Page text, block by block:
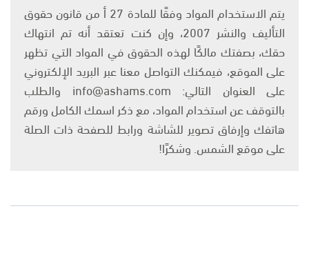
يتم الاستخدام المواد وفقًا للمادة 27 أ من قانون حقوق
التأليف والنشر 2007، وإن كنت تعتقد أنه تم انتهاك
حقك، بصفتك مالكًا لهذه الحقوق في المواد التي تظهر
على الموقع، فيمكنك التواصل معنا عبر البريد الإلكتروني
على العنوان التالي: info@ashams.com والطلب
بالتوقف عن استخدام المواد، مع ذكر اسمك الكامل ورقم
هاتفك وإرفاق تصوير للشاشة ورابط للصفحة ذات الصلة
على موقع الشمس. وشكرًا!